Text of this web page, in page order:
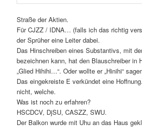
Straße der Aktien.
Für CJZZ / IDNA… (falls ich das richtig
der Sprüher eine Leiter dabei.
Das Hinschreiben eines Substantivs, mit
bezeichnen kann, hat den Blauschreiber in
„Glied Hihihi…“. Oder wollte er „Hinihi“
Das eingekreiste E verkündet eine
nicht, welche.
Was ist noch zu erfahren?
HSCDCV, DjSU, CASZZ, SWU.
Der Balkon wurde mit Uhu an das Haus